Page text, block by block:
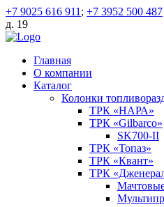
+7 9025 616 911 ; +7 3952 500 487
д. 19
Главная
О компании
Каталог
Колонки
ТРК «НАРА»
ТРК «Gilbarco»
SK700-II
ТРК «Топаз»
ТРК «Квант»
ТРК